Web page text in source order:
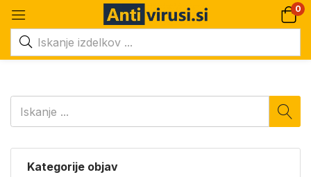
0
Kategorije objav